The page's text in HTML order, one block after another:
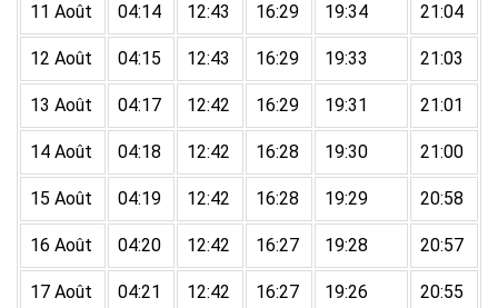
11 Août 04:14 12:43 16:29 19:34 21:04
12 Août 04:15 12:43 16:29 19:33 21:03
13 Août 04:17 12:42 16:29 19:31 21:01
14 Août 04:18 12:42 16:28 19:30 21:00
15 Août 04:19 12:42 16:28 19:29 20:58
16 Août 04:20 12:42 16:27 19:28 20:57
17 Août 04:21 12:42 16:27 19:26 20:55